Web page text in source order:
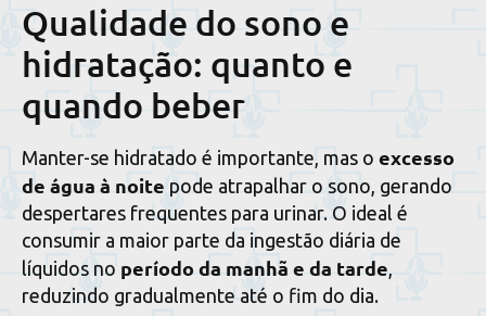
Qualidade do sono e
hidratação: quanto e
quando beber
Manter-se hidratado é importante, mas o excesso
de água à noite pode atrapalhar o sono, gerando
despertares frequentes para urinar. O ideal é
consumir a maior parte da ingestão diária de
líquidos no período da manhã e da tarde,
reduzindo gradualmente até o fim do dia.